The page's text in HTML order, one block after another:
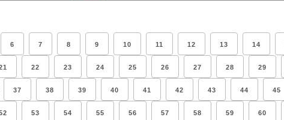
6 7 8 9 10 11 12 13 14
22 23 24 25 26 27 28 29
37 38 39 40 41 42 43 44 45
53 54 55 56 57 58 59 60